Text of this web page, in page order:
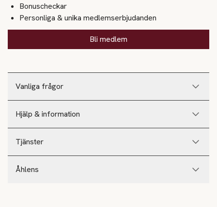
Vanliga frågor
Hjälp & information
Tjänster
Åhlens
Bonuscheckar
Personliga & unika medlemserbjudanden
Bli medlem